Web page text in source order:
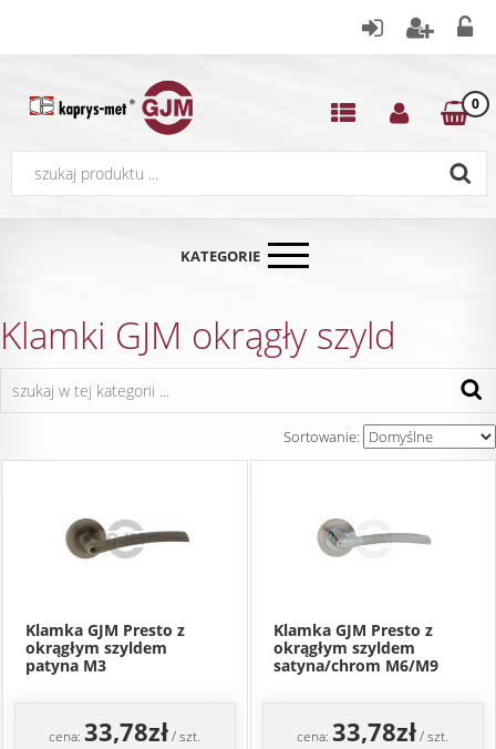
0
KATEGORIE
Klamki GJM okrągły szyld
Sortowanie:
Klamka GJM Presto z
okrągłym szyldem
patyna M3
cena:33,78zł/ szt.
Klamka GJM Presto z
okrągłym szyldem
satyna/chrom M6/M9
cena:33,78zł/ szt.